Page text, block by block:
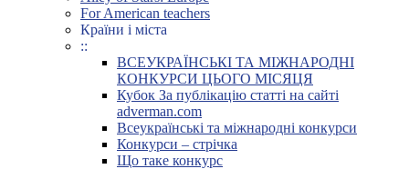
For American teachers
Країни і міста
::
ВСЕУКРАЇНСЬКІ ТА МІЖНАРОДНІ
КОНКУРСИ ЦЬОГО МІСЯЦЯ
Кубок За публікацію статті на сайті
adverman.com
Всеукраїнські та міжнародні конкурси
Конкурси – стрічка
Що таке конкурс